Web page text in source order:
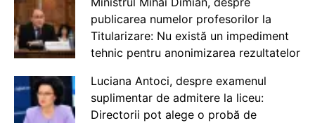
publicarea numelor profesorilor la
Titularizare: Nu există un impediment
tehnic pentru anonimizarea rezultatelor
Luciana Antoci, despre examenul
suplimentar de admitere la liceu:
Directorii pot alege o probă de